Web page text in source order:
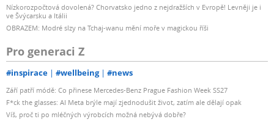
Nízkorozpočtová dovolená? Chorvatsko jedno z nejdražších v Evropě! Levněji je i
ve Švýcarsku a Itálii
OBRAZEM: Modré slzy na Tchaj-wanu mění moře v magickou říši
Pro generaci Z
#inspirace #wellbeing #news
Září patří módě: Co přinese Mercedes-Benz Prague Fashion Week SS27
F*ck the glasses: AI Meta brýle mají zjednodušit život, zatím ale dělají opak
Víš, proč ti po mléčných výrobcích možná nebývá dobře?